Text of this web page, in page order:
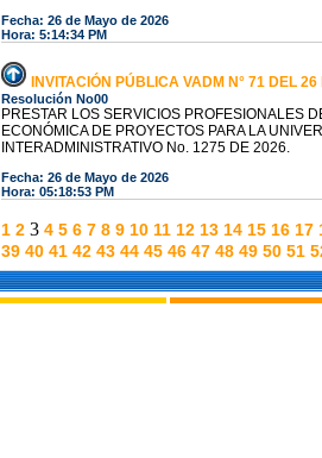
Fecha: 26 de Mayo de 2026
Hora: 5:14:34 PM
INVITACIÓN PÚBLICA VADM N° 71 DEL
Resolución No00
PRESTAR LOS SERVICIOS PROFESIONALES
ECONÓMICA DE PROYECTOS PARA LA
INTERADMINISTRATIVO No. 1275 DE 2026.
Fecha: 26 de Mayo de 2026
Hora: 05:18:53 PM
1 2 3 4 5 6 7 8 9 10 11 12 13 14 15 16 17
39 40 41 42 43 44 45 46 47 48 49 50 51